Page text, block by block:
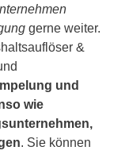
gerne weiter.
&
und
wie
. Sie können